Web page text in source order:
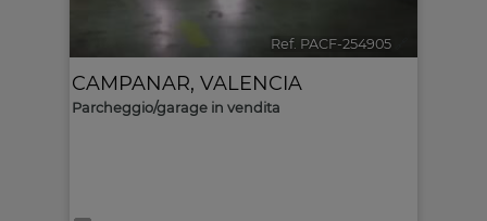
Ref. PACF-254905
CAMPANAR, VALENCIA
Parcheggio/garage in vendita